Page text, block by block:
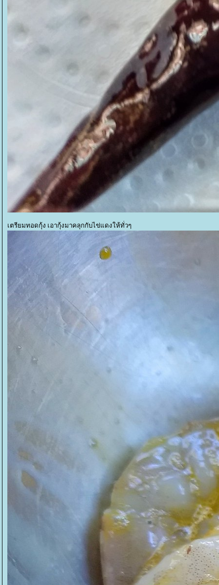
เตรียมทอดกุ้ง เอากุ้งมาคลุกกับไข่แดงให้ทั่วๆ